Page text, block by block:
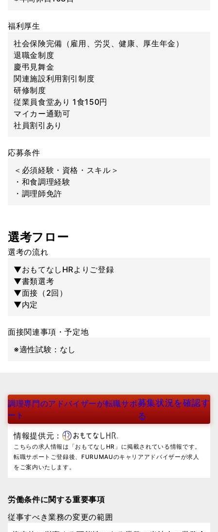
福利厚生
社会保険完備（雇用、労災、健康、厚生年金）
退職金制度
慶弔見舞金
関連施設利用割引制度
研修制度
従業員食堂あり 1食150円
マイカー通勤可
社員割引あり
応募条件
＜必須経験・資格・スキル＞
・和食調理経験
・調理師免許
選考フロー
選考の流れ
▼おもてなしHRよりご登録
▼書類選考
▼面接（2回）
▼内定
面接関連事項・予定地
※適性試験：なし
調理専門のアドバイザーが転職サポ
ート
募集状況を確認す
る
情報提供元：
こちらの求人情報は「おもてなしHR」に掲載されている情報です。
転職サポートご登録後、FURUMAUのキャリアアドバイザーが求人
をご案内いたします。
労働条件に関する重要事項
従事すべき業務の変更の範囲